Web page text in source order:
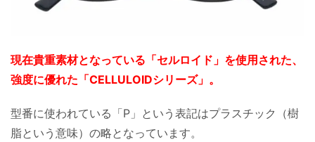
現在貴重素材となっている「セルロイド」を使用された、
強度に優れた「CELLULOIDシリーズ」。
型番に使われている「P」という表記はプラスチック（樹
脂という意味）の略となっています。